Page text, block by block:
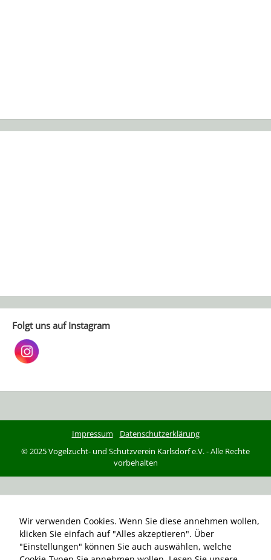
Folgt uns auf Instagram
Impressum
Datenschutzerklärung
© 2025 Vogelzucht- und Schutzverein Karlsdorf e.V. - Alle Rechte
vorbehalten
Wir verwenden Cookies. Wenn Sie diese annehmen wollen,
klicken Sie einfach auf "Alles akzeptieren". Über
"Einstellungen" können Sie auch auswählen, welche